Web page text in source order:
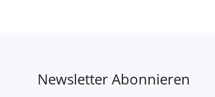
Newsletter Abonnieren